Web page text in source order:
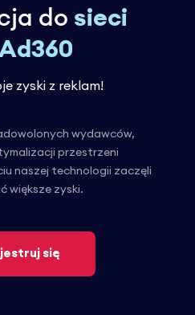
do sieci
zyski z reklam!
wydawców,
przestrzeni
naszej technologii zaczęli
większe zyski.
się